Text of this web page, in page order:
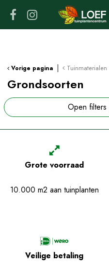
t
Vorige pagina Tuinmaterialen
Grondsoorten
Open filters
Grote voorraad
10.000 m2 aan tuinplanten
Veilige betaling